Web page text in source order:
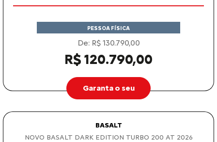
PESSOA FÍSICA
De: R$ 130.790,00
R$ 120.790,00
Garanta o seu
BASALT
NOVO BASALT DARK EDITION TURBO 200 AT 2026